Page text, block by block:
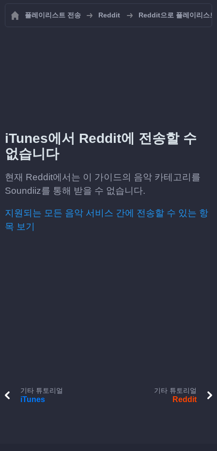
플레이리스트 전송 Reddit Reddit으로 플레이리스
iTunes에서 Reddit에 전송할 수
없습니다
현재 Reddit에서는 이 가이드의 음악 카테고리를
Soundiiz를 통해 받을 수 없습니다.
지원되는 모든 음악 서비스 간에 전송할 수 있는 항
목 보기
기타 튜토리얼
iTunes
기타 튜토리얼
Reddit